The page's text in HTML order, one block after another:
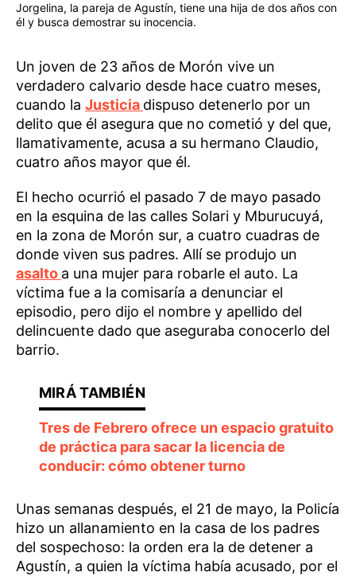
Jorgelina, la pareja de Agustín, tiene una hija de dos años con
él y busca demostrar su inocencia.
Un joven de 23 años de Morón vive un
verdadero calvario desde hace cuatro meses,
cuando la Justicia dispuso detenerlo por un
delito que él asegura que no cometió y del que,
llamativamente, acusa a su hermano Claudio,
cuatro años mayor que él.
El hecho ocurrió el pasado 7 de mayo pasado
en la esquina de las calles Solari y Mburucuyá,
en la zona de Morón sur, a cuatro cuadras de
donde viven sus padres. Allí se produjo un
asalto a una mujer para robarle el auto. La
víctima fue a la comisaría a denunciar el
episodio, pero dijo el nombre y apellido del
delincuente dado que aseguraba conocerlo del
barrio.
Tres de Febrero ofrece un espacio gratuito
de práctica para sacar la licencia de
conducir: cómo obtener turno
Unas semanas después, el 21 de mayo, la Policía
hizo un allanamiento en la casa de los padres
del sospechoso: la orden era la de detener a
Agustín, a quien la víctima había acusado, por el